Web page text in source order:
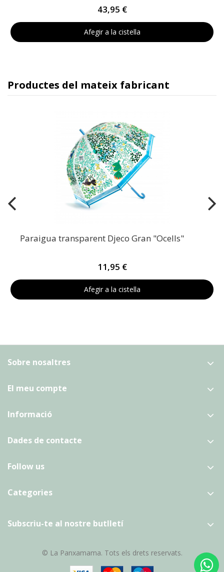
43,95 €
Afegir a la cistella
Productes del mateix fabricant
Paraigua transparent Djeco Gran "Ocells"
11,95 €
Afegir a la cistella
Sobre nosaltres
El meu compte
Informació
Dades de contacte
Follow us
Categories
Subscriu-te al nostre butlletí
© La Panxamama. Tots els drets reservats.